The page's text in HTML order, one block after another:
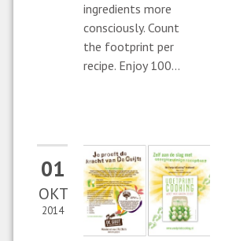
ingredients more
consciously. Count
the footprint per
recipe. Enjoy 100...
01
OKT
2014